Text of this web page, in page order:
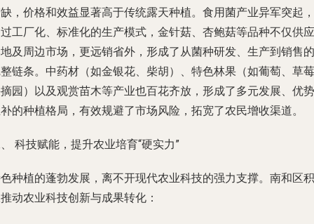
，价格和效益显著高于传统露天种植。食用菌产业异军突起，
工厂化、标准化的生产模式，金针菇、杏鲍菇等品种不仅供应
及周边市场，更远销省外，形成了从菌种研发、生产到销售的
链条。中药材（如金银花、柴胡）、特色林果（如葡萄、草莓
园）以及观赏苗木等产业也百花齐放，形成了多元发展、优势
的种植格局，有效规避了市场风险，拓宽了农民增收渠道。
科技赋能，提升农业培育“硬实力”
种植的蓬勃发展，离不开现代农业科技的强力支撑。南和区积
动农业科技创新与成果转化：